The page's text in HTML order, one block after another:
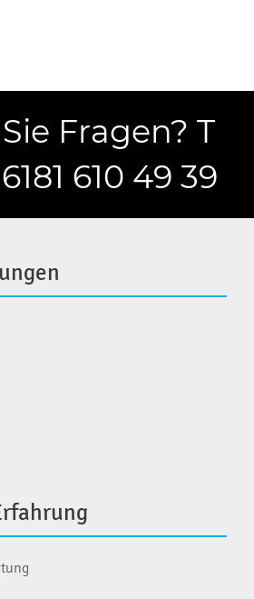
Fragen? T
610 49 39